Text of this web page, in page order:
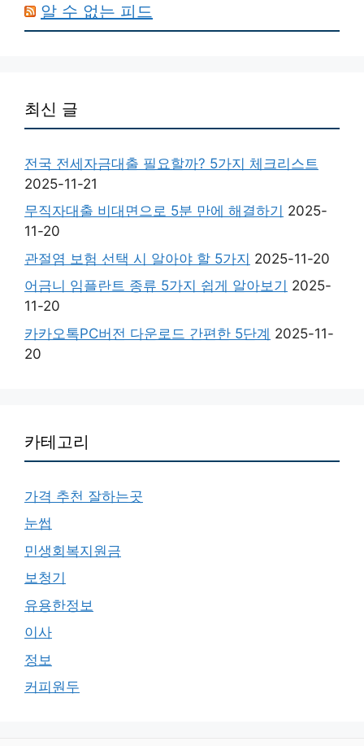
알 수 없는 피드
최신 글
전국 전세자금대출 필요할까? 5가지 체크리스트
2025-11-21
무직자대출 비대면으로 5분 만에 해결하기 2025-
11-20
관절염 보험 선택 시 알아야 할 5가지 2025-11-20
어금니 임플란트 종류 5가지 쉽게 알아보기 2025-
11-20
카카오톡PC버전 다운로드 간편한 5단계 2025-11-
20
카테고리
가격 추천 잘하는곳
눈썹
민생회복지원금
보청기
유용한정보
이사
정보
커피원두